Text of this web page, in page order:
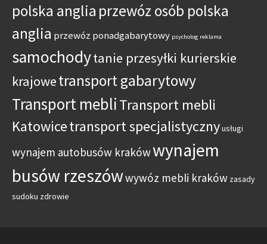
polska anglia przewóz osób polska
anglia przewóz ponadgabarytowy psycholog reklama
samochodytanie przesyłki kurierskie
krajowetransport gabarytowy
Transport mebliTransport mebli
Katowicetransport specjalistycznyusługi
wynajem autobusów krakówwynajem
busów rzeszówwywóz mebli kraków zasady
sudoku zdrowie